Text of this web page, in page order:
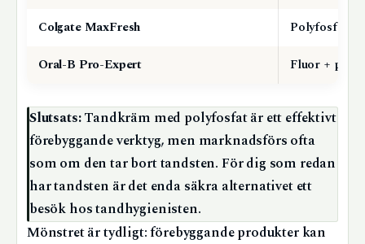
Colgate MaxFresh
Polyfosfat
Oral-B Pro-Expert
Fluor +
Slutsats:Tandkräm med polyfosfat är ett effektivt
förebyggande verktyg, men marknadsförs ofta
som om den tar bort tandsten. För dig som redan
har tandsten är det enda säkra alternativet ett
besök hos tandhygienisten.
Mönstret är tydligt: förebyggande produkter kan